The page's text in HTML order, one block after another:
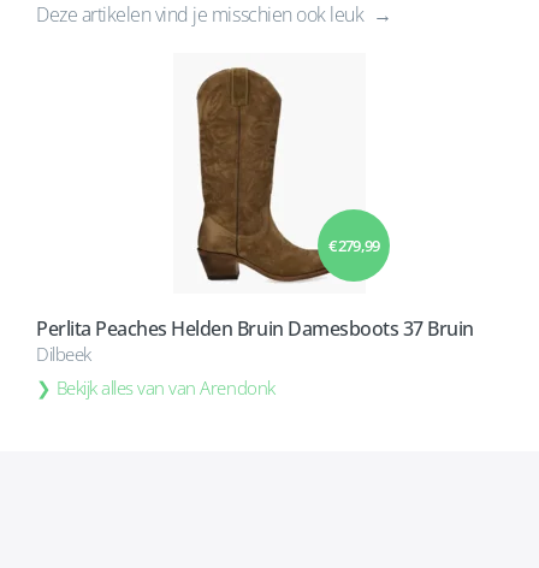
€ 279,99
Perlita Peaches Helden Bruin Damesboots 37 Bruin
Dilbeek
Bekijk alles van van Arendonk
Deze artikelen vind je misschien ook leuk